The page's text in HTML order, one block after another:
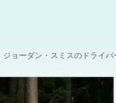
ジョーダン・スミスのドライバ